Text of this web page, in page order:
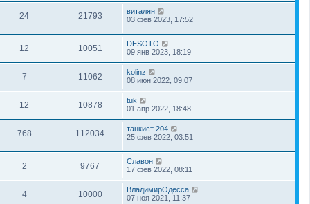
24 21793
виталян
03 фев 2023, 17:52
12 10051
DESOTO
09 янв 2023, 18:19
7 11062
kolinz
08 июн 2022, 09:07
12 10878
tuk
01 апр 2022, 18:48
768 112034
танкист 204
25 фев 2022, 03:51
2 9767
Славон
17 фев 2022, 08:11
4 10000
ВладимирОдесса
07 ноя 2021, 11:37